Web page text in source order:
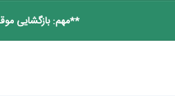
**مهم: بازگشایی